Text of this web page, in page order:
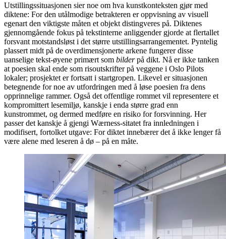
Utstillingssituasjonen sier noe om hva kunstkonteksten gjør med
diktene: For den utålmodige betrakteren er oppvisning av visuell
egenart den viktigste måten et objekt distingveres på. Diktenes
gjennomgående fokus på tekstinterne anliggender gjorde at flertallet
forsvant motstandsløst i det større utstillingsarrangementet. Pyntelig
plassert midt på de overdimensjonerte arkene fungerer disse
uanselige tekst-øyene primært som bilderpå dikt. Nå er ikke tanken
at poesien skal ende som risoutskrifter på veggene i Oslo Pilots
lokaler; prosjektet er fortsatt i startgropen. Likevel er situasjonen
betegnende for noe av utfordringen med å løse poesien fra dens
opprinnelige rammer. Også det offentlige rommet vil representere et
kompromittert lesemiljø, kanskje i enda større grad enn
kunstrommet, og dermed medføre en risiko for forsvinning. Her
passer det kanskje å gjengi Wærness-sitatet fra innledningen i
modifisert, fortolket utgave: For diktet innebærer det å ikke lenger få
være alene med leseren å dø – på en måte.